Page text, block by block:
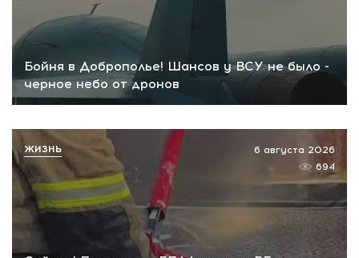
Бойня в Доброполье! Шансов у ВСУ не было -
черное небо от дронов
6 августа 2026
694
ЖИЗНЬ